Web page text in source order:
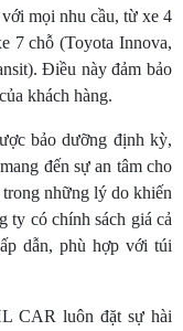
mọi nhu cầu, từ xe 4
7 chỗ (Toyota Innova,
Điều này đảm bảo
khách hàng.
bảo dưỡng định kỳ,
đến sự an tâm cho
những lý do khiến
ty có chính sách giá cả
dẫn, phù hợp với túi
CAR luôn đặt sự hài